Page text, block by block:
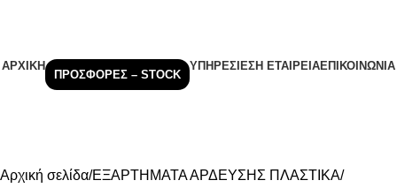
ΑΡΧΙΚΉ
ΠΡΟΣΦΟΡΈΣ – STOCK
ΥΠΗΡΕΣΊΕΣΗ ΕΤΑΙΡΕΊΑΕΠΙΚΟΙΝΩΝΊΑ
Αρχική σελίδα ΕΞΑΡΤΗΜΑΤΑ ΑΡΔΕΥΣΗΣ ΠΛΑΣΤΙΚΑ